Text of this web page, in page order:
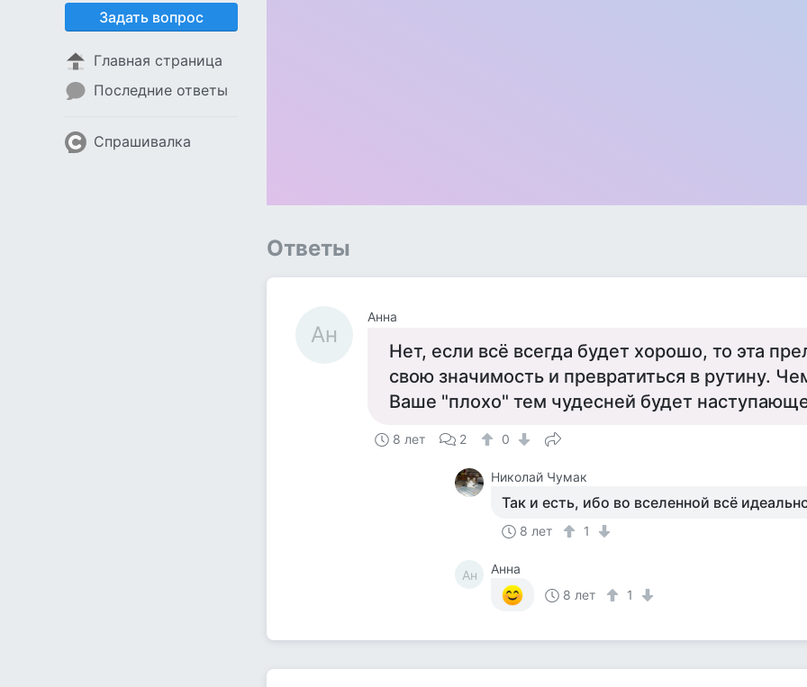
Задать вопрос
Главная страница
Последние ответы
Спрашивалка
Ответы
Ан
Анна
Нет, если всё всегда будет хорошо, то эта
свою значимость и превратиться в рутину.
Ваше "плохо" тем чудесней будет
8 лет 2 0
Николай Чумак
Так и есть, ибо во вселенной всё
8 лет 1
Ан
Анна
8 лет
1